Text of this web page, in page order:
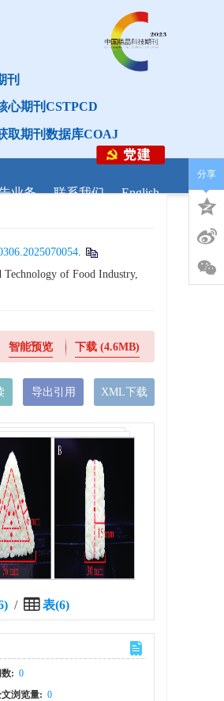
刊
心期刊CSTPCD
取期刊数据库COAJ
业务 联系我们
English
.
of Food Industry,
智能预览 下载(4.6MB)
导出引用 XML下载
/ 表(6)
: 0
浏览量: 0
分享